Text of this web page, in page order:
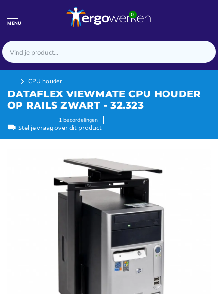
MENU
0
CPU houder
DATAFLEX VIEWMATE CPU HOUDER
OP RAILS ZWART - 32.323
1 beoordelingen
Stel je vraag over dit product